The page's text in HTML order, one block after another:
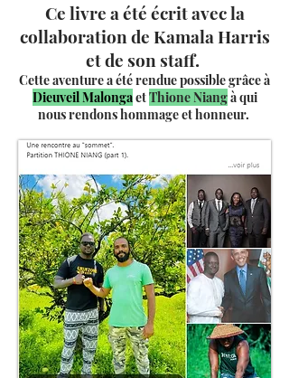
Ce livre a été écrit avec la
collaboration de Kamala Harris
et de son staff.
Cette aventure a été rendue possible grâce à
Dieuveil MalongaetThione Niangà qui
nous rendons hommage et honneur.